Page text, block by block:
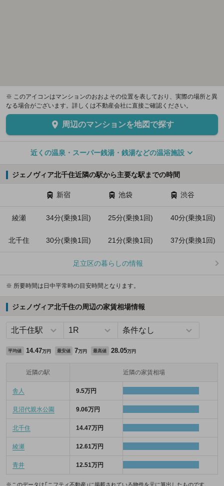
※ このアイコンはマンションのおおよその位置を表しており、実際の場所と異
なる場合がございます。詳しくは不動産会社に直接ご確認ください。
周辺のマンションを地図で探す
近くの温泉・スーパー銭湯・銭湯などの温浴施設
ジェノヴィア北千住近隣の駅から主要な駅までの時間
新宿 池袋 渋谷
綾瀬 34分(乗換1回) 25分(乗換1回) 40分(乗換1回)
北千住 30分(乗換1回) 21分(乗換1回) 37分(乗換1回)
足立区の暮らしの情報
※ 所要時間は日中平常時の目安時間となります。
ジェノヴィア北千住の周辺の家賃相場情報
平均値 14.47万円 最安値 7万円 最高値 28.05万円
近隣の駅 近隣の家賃相場
舎人 9.5万円
見沼代親水公園 9.06万円
北千住 14.47万円
綾瀬 12.61万円
青井 12.51万円
※このデータは「ニフティ不動産」に掲載されている物件を元に算出したものです。